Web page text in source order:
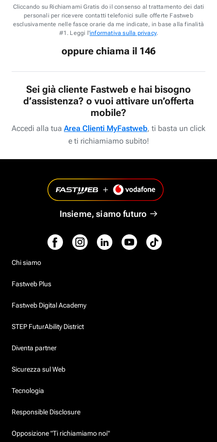
Cliccando su Richiamami Gratis do il consenso al trattamento dei dati
personali per ricevere contatti telefonici sulle offerte Fastweb
esclusivamente nelle fasce orarie da me indicate, in base alla finalità
#1. Leggi l'informativa sulla privacy.
oppure chiama il 146
Sei già cliente Fastweb e hai bisogno
d’assistenza? o vuoi attivare un’offerta
mobile?
Accedi alla tua Area Clienti MyFastweb, ti basta un click
e ti richiamiamo subito!
Insieme, siamo futuro
Chi siamo
Fastweb Plus
Fastweb Digital Academy
STEP FuturAbility District
Diventa partner
Sicurezza sul Web
Tecnologia
Responsible Disclosure
Opposizione "Ti richiamiamo noi"